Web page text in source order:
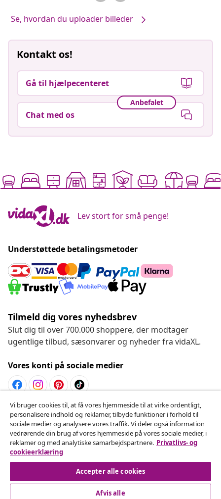
Se, hvordan du uploader billeder
Kontakt os!
Gå til hjælpecenteret
Anbefalet
Chat med os
Lev stort for små penge!
Understøttede betalingsmetoder
Tilmeld dig vores nyhedsbrev
Slut dig til over 700.000 shoppere, der modtager
ugentlige tilbud, sæsonvarer og nyheder fra vidaXL.
Vores konti på sociale medier
Fortryd køb
Indsend en anmodning om at fortryde din ordre.
Vi bruger cookies til, at få vores hjemmeside til at virke ordentligt,
personalisere indhold og reklamer, tilbyde funktioner i forhold til
sociale medier og analysere vores traffik. Vi deler også information
vedrørende din brug af vores hjemmeside på vores sociale medier, i
reklamer og med analytiske samarbejdspartnere. Privatlivs- og
cookieerklæring
Accepter alle cookies
Afvis alle